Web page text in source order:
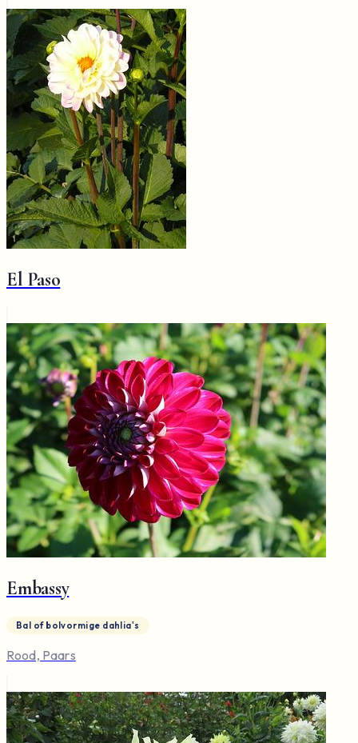
El Paso
Embassy
Bal of bolvormige dahlia's
Rood, Paars